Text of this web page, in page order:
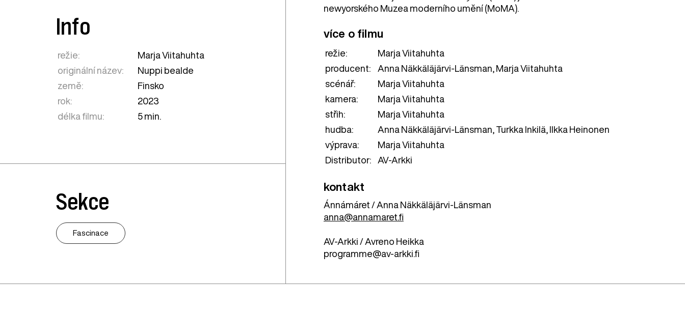
newyorského Muzea moderního umění (MoMA).
více o filmu
režie:
Marja Viitahuhta
producent:
Anna Näkkäläjärvi-Länsman, Marja Viitahuhta
scénář:
Marja Viitahuhta
kamera:
Marja Viitahuhta
střih:
Marja Viitahuhta
hudba:
Anna Näkkäläjärvi-Länsman, Turkka Inkilä, Ilkka Heinonen
výprava:
Marja Viitahuhta
Distributor:
AV-Arkki
kontakt
Ánnámáret / Anna Näkkäläjärvi-Länsman
anna@annamaret.fi
AV-Arkki / Avreno Heikka
programme@av-arkki.fi
Info
režie:
Marja Viitahuhta
originální název:
Nuppi bealde
země:
Finsko
rok:
2023
délka filmu:
5 min.
Sekce
Fascinace